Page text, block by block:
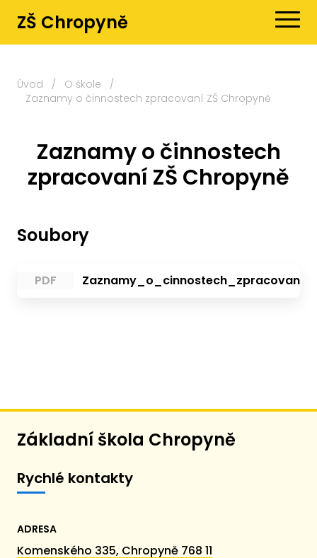
ZŠ Chropyně
Úvod / O škole
/
Zaznamy o činnostech zpracovaní ZŠ Chropyně
Zaznamy o činnostech
zpracovaní ZŠ Chropyně
Soubory
PDF
Základní škola Chropyně
Rychlé kontakty
ADRESA
Komenského 335, Chropyně 768 11